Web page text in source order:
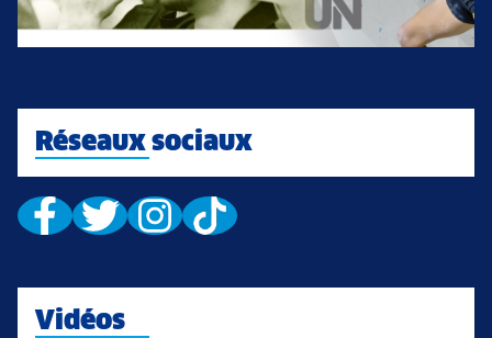
Réseaux sociaux
Vidéos